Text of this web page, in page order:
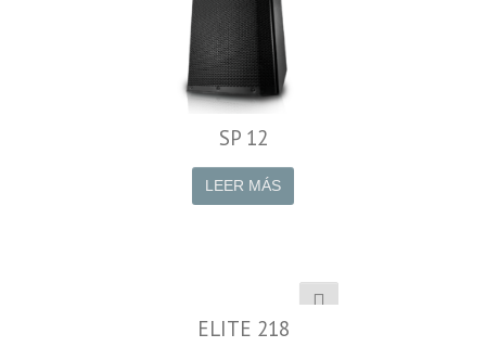
SP 12
LEER MÁS
ELITE 218